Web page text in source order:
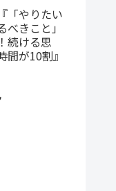
「やりたい
べきこと」
続ける思
間が10割』